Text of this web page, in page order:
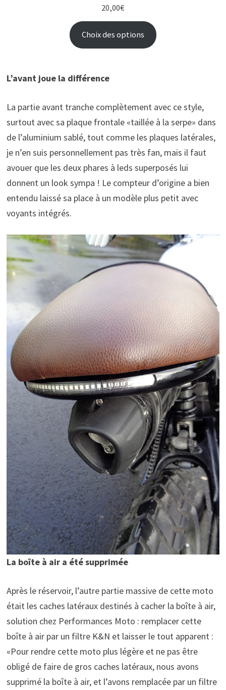
20,00€
Choix des options
L’avant joue la différence
La partie avant tranche complètement avec ce style,
surtout avec sa plaque frontale «taillée à la serpe» dans
de l’aluminium sablé, tout comme les plaques latérales,
je n’en suis personnellement pas très fan, mais il faut
avouer que les deux phares à leds superposés lui
donnent un look sympa ! Le compteur d’origine a bien
entendu laissé sa place à un modèle plus petit avec
voyants intégrés.
La boîte à air a été supprimée
Après le réservoir, l’autre partie massive de cette moto
était les caches latéraux destinés à cacher la boîte à air,
solution chez Performances Moto : remplacer cette
boîte à air par un filtre K&N et laisser le tout apparent :
«Pour rendre cette moto plus légère et ne pas être
obligé de faire de gros caches latéraux, nous avons
supprimé la boîte à air, et l’avons remplacée par un filtre